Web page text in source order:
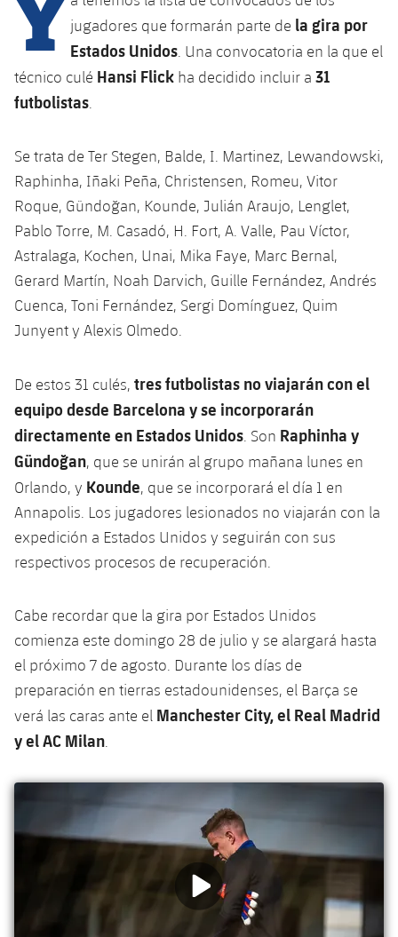
plusicon
más
Instalaciones
Spotify Camp Nou
Palau Blaugrana
Estadi Johan Cruyff
Barça Cafe
Ciutat Esportiva
La Masia
plusicon
más
Servicios Médicos
Accesibilidad
Acreditaciones
Instalaciones
SUB13
SUB12
SUB11 B
SUB10 A
SUB10 B
SUB9 A
SUB8 A
SUB8 B
SUB13 B
SUB12 C
Entradas
Clasificación
Jugadores
Fotos
Historia
Base
Barça Atlètic
Junior
Cadete B
Infantil A
Infantil B
Campus Verano
PLUSICON
MÁS
Primer Equipo
plusicon
más
Actualidad
Calendario
Entradas
Resultados
Clasificaciones
Fotos
Historia
Palmarés
Barça Atlètic
plusicon
más
Actualidad
Calendario
Resultados
Clasificaciones
Jugadores
Fotos
Base
plusicon
más
Actualidad
Juvenil
Cadete A
Cadete B
Infantil B
PLUSICON
MÁS
Primer equipo
plusicon
más
Actualidad
Calendario
Entradas
Resultados
Clasificaciones
Jugadors
Fotos
Historia
Actualidad
Calendario
Resultados
Jugadores
Clasificaciones
Base
plusicon
más
Actualidad
Juvenil
Cadete
Infantil
Alevín
Campus Verano
PLUSICON
MÁS
Primer equipo
plusicon
más
Calendario
Entradas
Resultados
Jugadores
Historia
Actualidad
Calendario
Resultados
Clasificaciones
Base
plusicon
más
Actualidad
Barça C
Juvenil
Alevín
Campus Verano
PLUSICON
MÁS
Información general
plusicon
más
Noticias
Atletismo
plusicon
más
Actualidad
Masculino
Baloncesto en silla de ruedas
plusicon
Actualidad
Hockey sobre hielo
jugadores que formarán parte de la gira por
Estados Unidos . Una convocatoria en la que el
técnico culé Hansi Flick ha decidido incluir a 31
futbolistas
Se trata de Ter Stegen, Balde, I. Martinez, Lewandowski,
Raphinha, Iñaki Peña, Christensen, Romeu, Vitor
Roque, Gündoğan, Kounde, Julián Araujo, Lenglet,
Pablo Torre, M. Casadó, H. Fort, A. Valle, Pau Víctor,
Astralaga, Kochen, Unai, Mika Faye, Marc Bernal,
Gerard Martín, Noah Darvich, Guille Fernández, Andrés
Cuenca, Toni Fernández, Sergi Domínguez, Quim
Junyent y Alexis Olmedo.
De estos 31 culés, tres futbolistas no viajarán con el
equipo desde Barcelona y se incorporarán
directamente en Estados Unidos . Son Raphinha y
Gündoğan, que se unirán al grupo mañana lunes en
Orlando, y Kounde, que se incorporará el día 1 en
Annapolis. Los jugadores lesionados no viajarán con la
expedición a Estados Unidos y seguirán con sus
respectivos procesos de recuperación.
Cabe recordar que la gira por Estados Unidos
comienza este domingo 28 de julio y se alargará hasta
el próximo 7 de agosto. Durante los días de
preparación en tierras estadounidenses, el Barça se
verá las caras ante el Manchester City, el Real Madrid
y el AC Milan